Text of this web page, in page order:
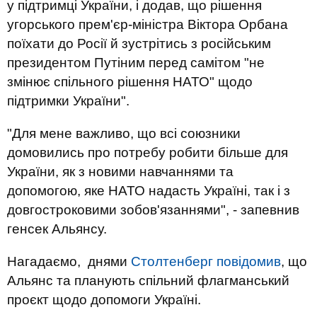
у підтримці України, і додав, що рішення
угорського прем'єр-міністра Віктора Орбана
поїхати до Росії й зустрітись з російським
президентом Путіним перед самітом "не
змінює спільного рішення НАТО" щодо
підтримки України".
"Для мене важливо, що всі союзники
домовились про потребу робити більше для
України, як з новими навчаннями та
допомогою, яке НАТО надасть Україні, так і з
довгостроковими зобов'язаннями", - запевнив
генсек Альянсу.
Нагадаємо, днями Столтенберг повідомив, що
Альянс та планують спільний флагманський
проєкт щодо допомоги Україні.